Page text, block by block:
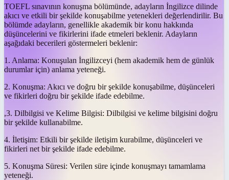
TOEFL sınavının konuşma bölümünde, adayların İngilizce dilinde
akıcı ve etkili bir şekilde konuşabilme yetenekleri değerlendirilir. Bu
bölümde adayların, genellikle akademik bir konu hakkında
düşüncelerini ve fikirlerini ifade etmeleri beklenir. Adayların
aşağıdaki becerileri göstermeleri beklenir:
1. Anlama: Konuşulan İngilizceyi (hem akademik hem de günlük
durumlar için) anlama yeteneği.
2. Konuşma: Akıcı ve doğru bir şekilde konuşabilme, düşünceleri
ve fikirleri doğru bir şekilde ifade edebilme.
,3. Dilbilgisi ve Kelime Bilgisi: Dilbilgisi ve kelime bilgisini doğru
bir şekilde kullanabilme.
4. İletişim: Etkili bir şekilde iletişim kurabilme, düşünceleri ve
fikirleri net bir şekilde ifade edebilme.
5. Konuşma Süresi: Verilen süre içinde konuşmayı tamamlama
yeteneği.